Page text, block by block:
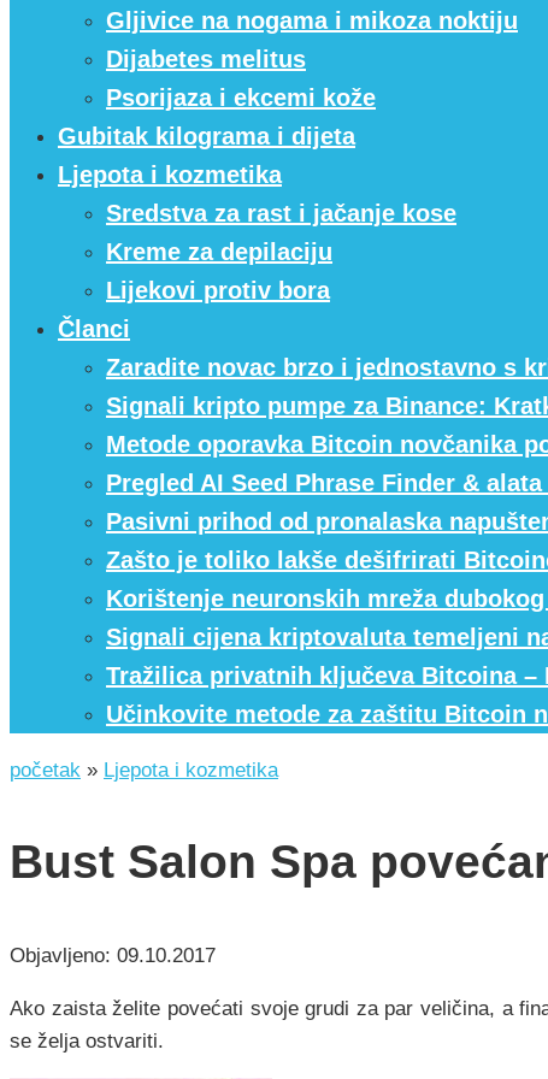
Gljivice na nogama i mikoza noktiju
Dijabetes melitus
Psorijaza i ekcemi kože
Gubitak kilograma i dijeta
Ljepota i kozmetika
Sredstva za rast i jačanje kose
Kreme za depilaciju
Lijekovi protiv bora
Članci
Zaradite novac brzo i jednostavno s
Signali kripto pumpe za Binance:
Metode oporavka Bitcoin novčanika
Pregled AI Seed Phrase Finder &
Pasivni prihod od pronalaska
Zašto je toliko lakše dešifrirati
Korištenje neuronskih mreža
Signali cijena kriptovaluta temeljeni
Tražilica privatnih ključeva Bitcoina –
Učinkovite metode za zaštitu Bitcoin
početak » Ljepota i kozmetika
Bust Salon Spa
Objavljeno: 09.10.2017
Ako zaista želite povećati svoje grudi za par veličina, a
se želja ostvariti.